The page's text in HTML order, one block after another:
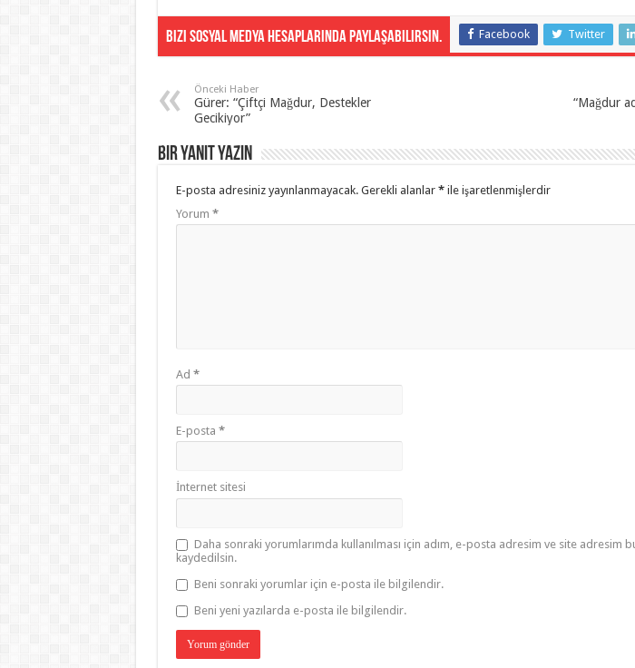
Bizi Sosyal Medya Hesaplarında Paylaşabilirsin. Facebook Twitter
Önceki Haber
Gürer: “Çiftçi Mağdur, Destekler
Gecikiyor”
“Mağdur
Bir yanıt yazın
E-posta adresiniz yayınlanmayacak. Gerekli alanlar *ile işaretlenmişlerdir
Yorum *
Ad *
E-posta *
İnternet sitesi
Daha sonraki yorumlarımda kullanılması için adım, e-posta adresim ve site adresim
kaydedilsin.
Beni sonraki yorumlar için e-posta ile bilgilendir.
Beni yeni yazılarda e-posta ile bilgilendir.